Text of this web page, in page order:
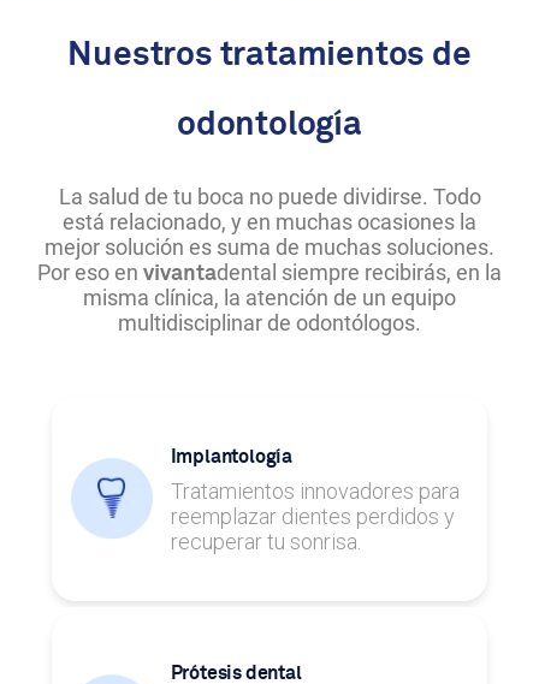
Nuestros tratamientos de
odontología
La salud de tu boca no puede dividirse. Todo
está relacionado, y en muchas ocasiones la
mejor solución es suma de muchas soluciones.
Por eso en vivantadental siempre recibirás, en la
misma clínica, la atención de un equipo
multidisciplinar de odontólogos.
Implantología
Tratamientos innovadores para
reemplazar dientes perdidos y
recuperar tu sonrisa.
Prótesis dental